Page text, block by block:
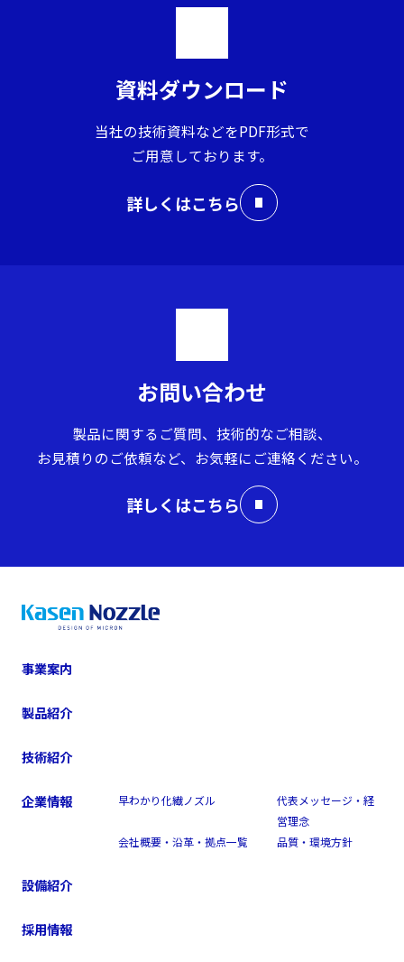
資料ダウンロード
当社の技術資料などをPDF形式で
ご用意しております。
詳しくはこちら
お問い合わせ
製品に関するご質問、技術的なご相談、
お見積りのご依頼など、お気軽にご連絡ください。
詳しくはこちら
事業案内
製品紹介
技術紹介
企業情報 早わかり化繊ノズル
代表メッセージ・経
営理念
会社概要・沿革・拠点一覧
品質・環境方針
設備紹介
採用情報